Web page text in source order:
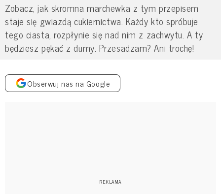
Zobacz, jak skromna marchewka z tym przepisem
staje się gwiazdą cukiernictwa. Każdy kto spróbuje
tego ciasta, rozpłynie się nad nim z zachwytu. A ty
będziesz pękać z dumy. Przesadzam? Ani trochę!
Obserwuj nas na Google